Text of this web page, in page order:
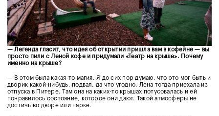
— Легенда гласит, что идея об открытии пришла вам в кофейне — вы
просто пили с Леной кофе и придумали «Театр на крыше». Почему
именно на крыше?
— В этом была какая-то магия. Я до сих пор думаю, что это мог быть и
дворик какой-нибудь, подвал, да что угодно. Лена тогда приехала из
отпуска в Питере. Там она на каких-то крышах потусовалась и ей
понравилось состояние, которое они дают. Такой атмосферы не
достичь во дворе или парке.